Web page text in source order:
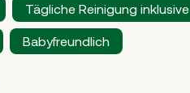
Tägliche Reinigung inklusive
Babyfreundlich